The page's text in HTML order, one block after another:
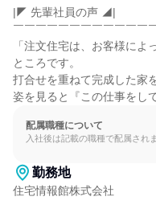
|◤ 先輩社員の声 ◢|
￣￣￣￣￣￣￣￣￣￣￣￣
「注文住宅は、お客様に
ところです。
打合せを重ねて完成した家
姿を見ると『この仕事をし
配属職種について
入社後は記載の職種で配属されま
勤務地
住宅情報館株式会社